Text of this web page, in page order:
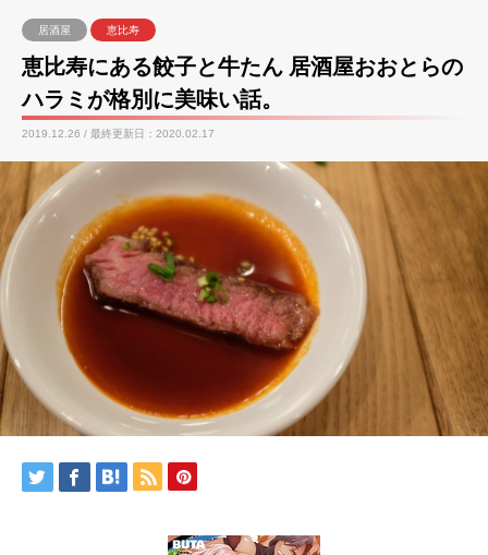
居酒屋 恵比寿
恵比寿にある餃子と牛たん 居酒屋おおとらの
ハラミが格別に美味い話。
2019.12.26 / 最終更新日：2020.02.17